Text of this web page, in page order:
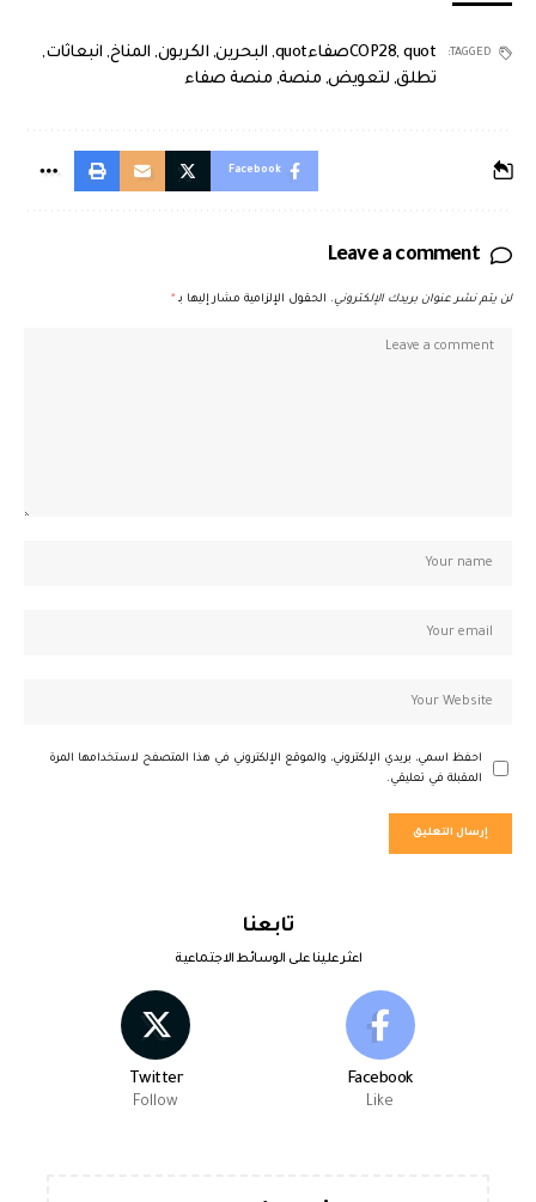
TAGGED:
COP28, quotصفاءquot , البحرين, الكربون, المناخ, انبعاثات,
تطلق, لتعويض, منصة, منصة صفاء
Facebook
Leave a comment
لن يتم نشر عنوان بريدك الإلكتروني. الحقول الإلزامية مشار إليها بـ *
احفظ اسمي، بريدي الإلكتروني، والموقع الإلكتروني في هذا المتصفح لاستخدامها المرة
المقبلة في تعليقي.
تابعنا
اعثر علينا على الوسائط الاجتماعية
Facebook
Like
Twitter
Follow